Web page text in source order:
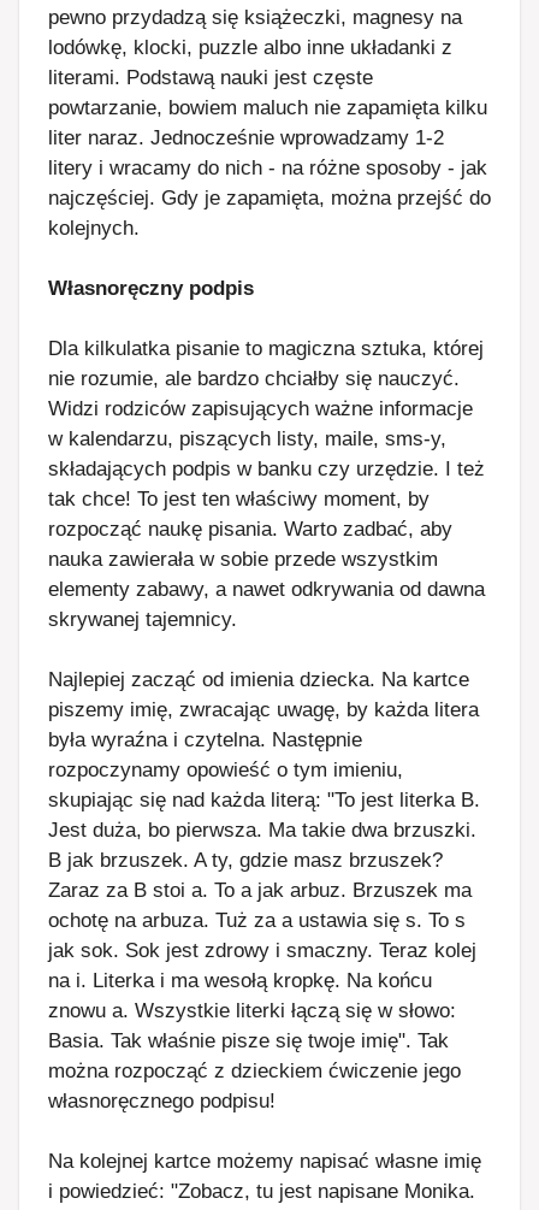
pewno przydadzą się książeczki, magnesy na
lodówkę, klocki, puzzle albo inne układanki z
literami. Podstawą nauki jest częste
powtarzanie, bowiem maluch nie zapamięta kilku
liter naraz. Jednocześnie wprowadzamy 1-2
litery i wracamy do nich - na różne sposoby - jak
najczęściej. Gdy je zapamięta, można przejść do
kolejnych.
Własnoręczny podpis
Dla kilkulatka pisanie to magiczna sztuka, której
nie rozumie, ale bardzo chciałby się nauczyć.
Widzi rodziców zapisujących ważne informacje
w kalendarzu, piszących listy, maile, sms-y,
składających podpis w banku czy urzędzie. I też
tak chce! To jest ten właściwy moment, by
rozpocząć naukę pisania. Warto zadbać, aby
nauka zawierała w sobie przede wszystkim
elementy zabawy, a nawet odkrywania od dawna
skrywanej tajemnicy.
Najlepiej zacząć od imienia dziecka. Na kartce
piszemy imię, zwracając uwagę, by każda litera
była wyraźna i czytelna. Następnie
rozpoczynamy opowieść o tym imieniu,
skupiając się nad każda literą: "To jest literka B.
Jest duża, bo pierwsza. Ma takie dwa brzuszki.
B jak brzuszek. A ty, gdzie masz brzuszek?
Zaraz za B stoi a. To a jak arbuz. Brzuszek ma
ochotę na arbuza. Tuż za a ustawia się s. To s
jak sok. Sok jest zdrowy i smaczny. Teraz kolej
na i. Literka i ma wesołą kropkę. Na końcu
znowu a. Wszystkie literki łączą się w słowo:
Basia. Tak właśnie pisze się twoje imię". Tak
można rozpocząć z dzieckiem ćwiczenie jego
własnoręcznego podpisu!
Na kolejnej kartce możemy napisać własne imię
i powiedzieć: "Zobacz, tu jest napisane Monika.